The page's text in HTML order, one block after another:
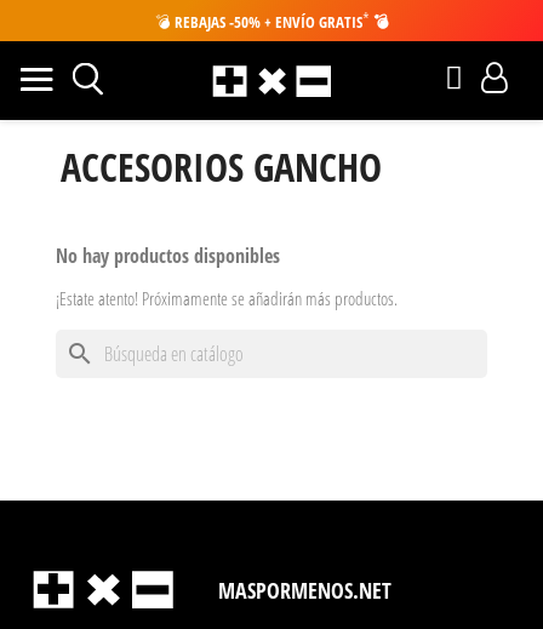
💣 REBAJAS -50% + ENVÍO GRATIS* 💣
ACCESORIOS GANCHO
No hay productos disponibles
¡Estate atento! Próximamente se añadirán más productos.
search
MASPORMENOS.NET